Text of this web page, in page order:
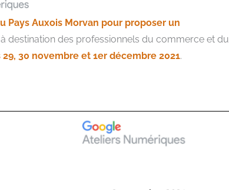
Pays Auxois Morvan pour proposer un
à destination des professionnels du commerce et du
29, 30 novembre et 1er décembre 2021.